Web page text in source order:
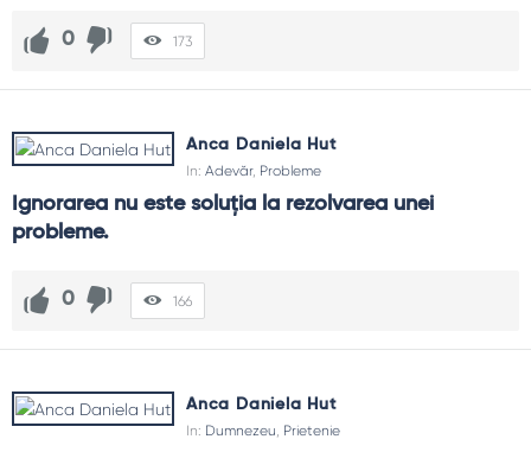
0 173
Anca Daniela Hut
In: Adevăr, Probleme
Ignorarea nu este soluția la rezolvarea unei
probleme.
0 166
Anca Daniela Hut
In: Dumnezeu, Prietenie